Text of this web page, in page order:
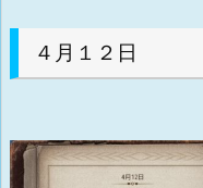
４月１２日